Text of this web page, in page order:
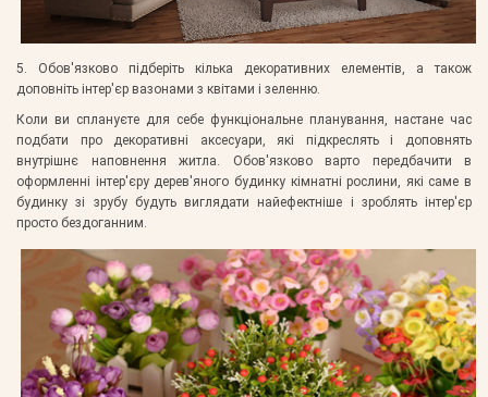
5. Обов'язково підберіть кілька декоративних елементів, а також
доповніть інтер'єр вазонами з квітами і зеленню.
Коли ви сплануєте для себе функціональне планування, настане час
подбати про декоративні аксесуари, які підкреслять і доповнять
внутрішнє наповнення житла. Обов'язково варто передбачити в
оформленні інтер'єру дерев'яного будинку кімнатні рослини, які саме в
будинку зі зрубу будуть виглядати найефектніше і зроблять інтер'єр
просто бездоганним.